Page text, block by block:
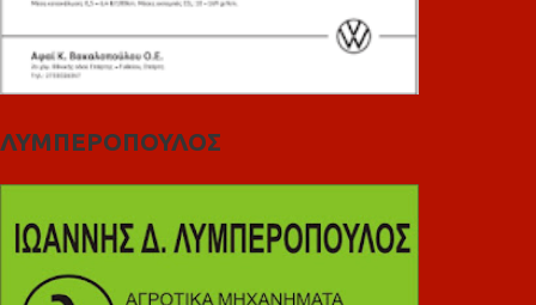
ΛΥΜΠΕΡΟΠΟΥΛΟΣ